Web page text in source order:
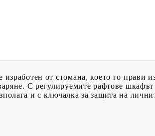
от стомана, което го прави
С регулируемите рафтове
и с ключалка за защита на